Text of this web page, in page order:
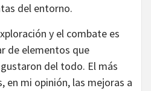
del entorno.
y el combate es
de elementos que
del todo. El más
en mi opinión, las mejoras a